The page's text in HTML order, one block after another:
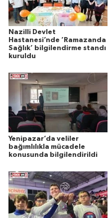
Nazilli Devlet
Hastanesi’nde ’Ramazanda
Sağlık’ bilgilendirme standı
kuruldu
Yenipazar’da veliler
bağımlılıkla mücadele
konusunda bilgilendirildi